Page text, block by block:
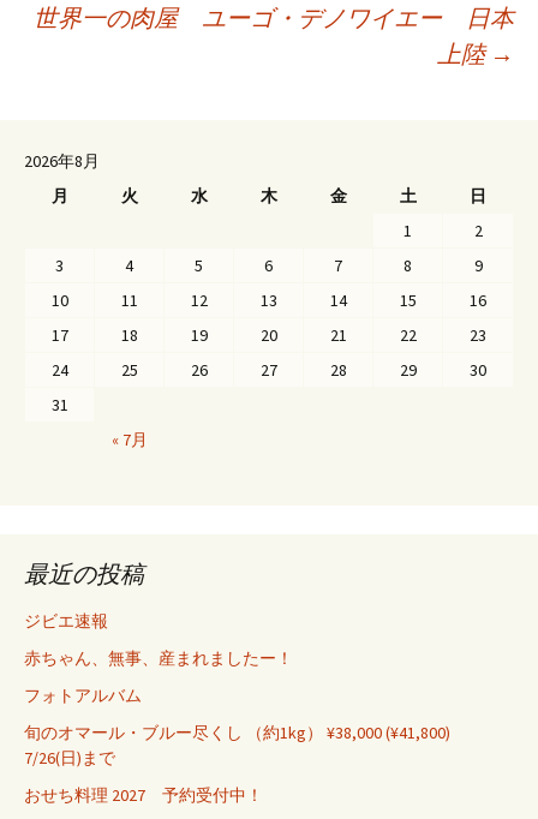
ゲ
世界一の肉屋 ユーゴ・デノワイエー 日本
上陸 →
2026年8月
月
火 水 木 金 土 日
« 7月
1
2
3
4 5 6 7 8
9
10
11 12 13 14 15
16
17
18 19 20 21 22
23
24
25 26 27 28 29
30
31
最近の投稿
ジビエ速報
赤ちゃん、無事、産まれましたー！
フォトアルバム
旬のオマール・ブルー尽くし （約1kg） ¥38,000 (¥41,800)
7/26(日)まで
おせち料理 2027 予約受付中！